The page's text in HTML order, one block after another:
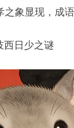
象显现，成
西日少之谜